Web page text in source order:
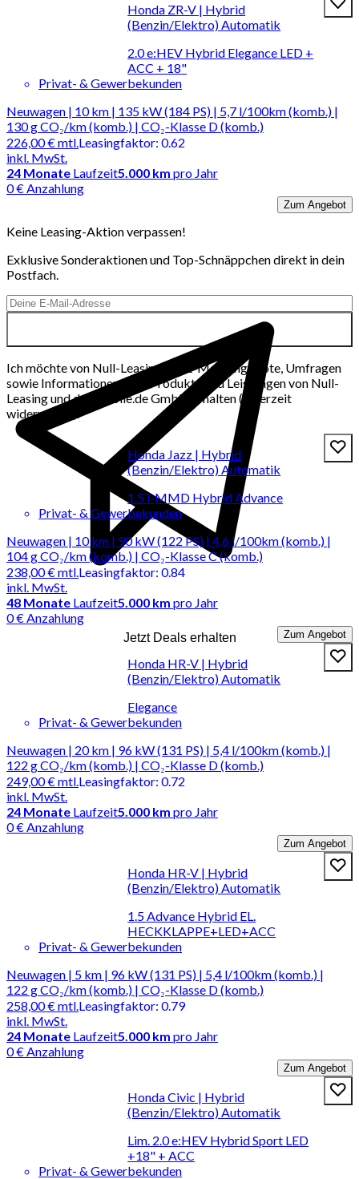
Honda ZR-V | Hybrid
(Benzin/Elektro) Automatik
2.0 e:HEV Hybrid Elegance LED +
ACC + 18"
Privat- & Gewerbekunden
Neuwagen | 10 km | 135 kW (184 PS) | 5,7 l/100km (komb.) |
130 g CO₂/km (komb.) | CO₂-Klasse D (komb.)
226,00 €mtl.
inkl. MwSt.
Leasingfaktor: 0.62
24 Monate Laufzeit5.000 km pro Jahr
0 € Anzahlung
Zum Angebot
Keine Leasing-Aktion verpassen!
Exklusive Sonderaktionen und Top-Schnäppchen direkt in dein
Postfach.
Jetzt Deals erhalten
Ich möchte von Null-Leasing per E-Mail Angebote, Umfragen
sowie Informationen über Produkte und Leistungen von Null-
Leasing und der mobile.de GmbH erhalten (jederzeit
widerrufbar).
Honda Jazz | Hybrid
(Benzin/Elektro) Automatik
1.5 i-MMD Hybrid Advance
Privat- & Gewerbekunden
Neuwagen | 10 km | 90 kW (122 PS) | 4,6 l/100km (komb.) |
104 g CO₂/km (komb.) | CO₂-Klasse C (komb.)
238,00 €mtl.
inkl. MwSt.
Leasingfaktor: 0.84
48 Monate Laufzeit5.000 km pro Jahr
0 € Anzahlung
Zum Angebot
Honda HR-V | Hybrid
(Benzin/Elektro) Automatik
Elegance
Privat- & Gewerbekunden
Neuwagen | 20 km | 96 kW (131 PS) | 5,4 l/100km (komb.) |
122 g CO₂/km (komb.) | CO₂-Klasse D (komb.)
249,00 €mtl.
inkl. MwSt.
Leasingfaktor: 0.72
24 Monate Laufzeit5.000 km pro Jahr
0 € Anzahlung
Zum Angebot
Honda HR-V | Hybrid
(Benzin/Elektro) Automatik
1.5 Advance Hybrid EL.
HECKKLAPPE+LED+ACC
Privat- & Gewerbekunden
Neuwagen | 5 km | 96 kW (131 PS) | 5,4 l/100km (komb.) |
122 g CO₂/km (komb.) | CO₂-Klasse D (komb.)
258,00 €mtl.
inkl. MwSt.
Leasingfaktor: 0.79
24 Monate Laufzeit5.000 km pro Jahr
0 € Anzahlung
Zum Angebot
Honda Civic | Hybrid
(Benzin/Elektro) Automatik
Lim. 2.0 e:HEV Hybrid Sport LED
+18" + ACC
Privat- & Gewerbekunden